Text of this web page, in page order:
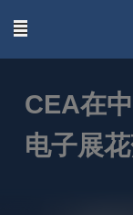
CEA在
电子展